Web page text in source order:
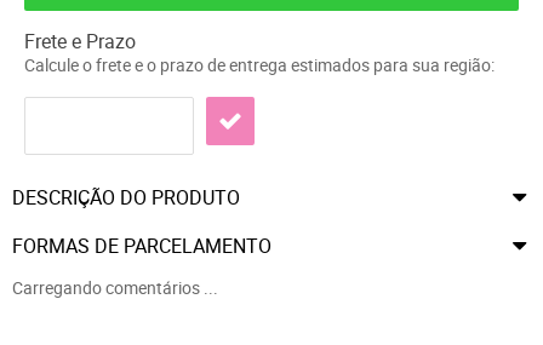
Frete e Prazo
Calcule o frete e o prazo de entrega estimados para sua região:
DESCRIÇÃO DO PRODUTO
FORMAS DE PARCELAMENTO
Carregando comentários ...